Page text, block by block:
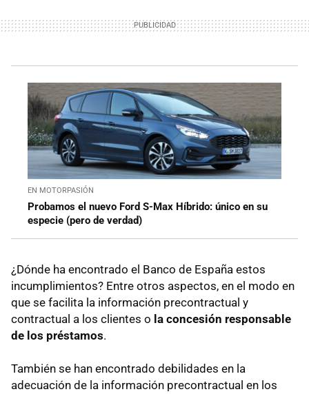
EN MOTORPASIÓN
Probamos el nuevo Ford S-Max Híbrido: único en su
especie (pero de verdad)
¿Dónde ha encontrado el Banco de España estos
incumplimientos? Entre otros aspectos, en el modo en
que se facilita la información precontractual y
contractual a los clientes o la concesión responsable
de los préstamos.
También se han encontrado debilidades en la
adecuación de la información precontractual en los